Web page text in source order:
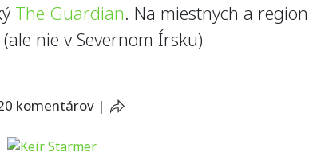
The Guardian. Na miestnych a
nie v Severnom Írsku)
komentárov |